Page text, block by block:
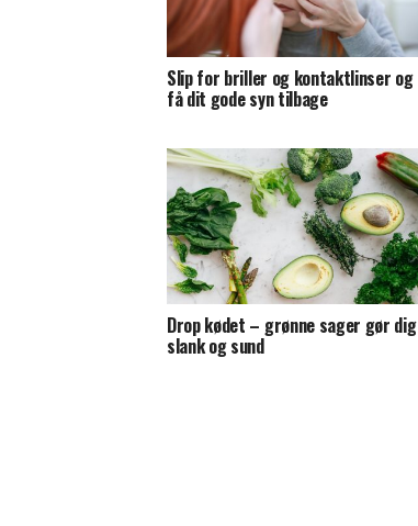
Slip for briller og kontaktlinser og
få dit gode syn tilbage
Drop kødet – grønne sager gør dig
slank og sund